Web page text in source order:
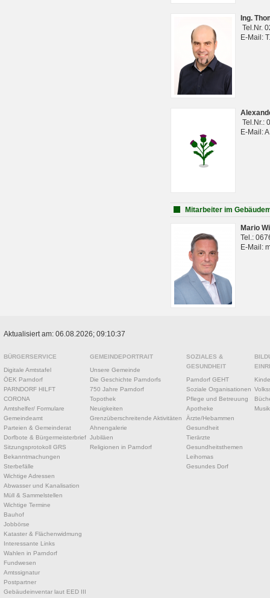
Ing.
Tel.Nr.
E-Mail:
Tel.Nr.:
E-Mail:
Mitarbeiter im
Mario
Tel.:
E-Mail:
Aktualisiert am: 06.08.2026; 09:10:37
BÜRGERSERVICE
Digitale Amtstafel
ÖEK Parndorf
PARNDORF HILFT
CORONA
Amtshelfer/ Formulare
Gemeindeamt
Parteien & Gemeinderat
Dorfbote & Bürgermeisterbrief
Sitzungsprotokoll GRS
Bekanntmachungen
Sterbefälle
Wichtige Adressen
Abwasser und Kanalisation
Müll & Sammelstellen
Wichtige Termine
Bauhof
Jobbörse
Kataster & Flächenwidmung
Interessante Links
Wahlen in Parndorf
Fundwesen
Amtssignatur
Postpartner
Gebäudeinventar laut EED III
GEMEINDEPORTRAIT
Unsere Gemeinde
Die Geschichte Parndorfs
750 Jahre Parndorf
Topothek
Neuigkeiten
Grenzüberschreitende Aktivitäten
Ahnengalerie
Jubiläen
Religionen in Parndorf
SOZIALES &
GESUNDHEIT
Parndorf GEHT
Soziale Organisationen
Pflege und Betreuung
Apotheke
Ärzte/Hebammen
Gesundheit
Tierärzte
Gesundheitsthemen
Leihomas
Gesundes Dorf